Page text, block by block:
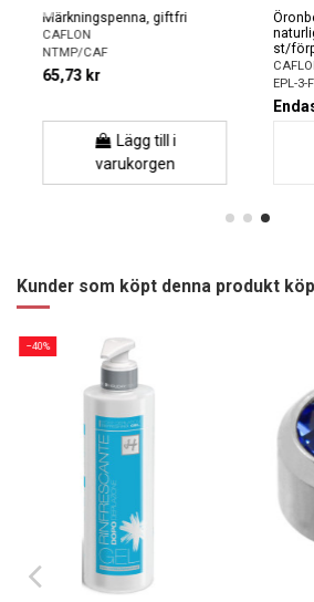
Märkningspenna, giftfri
CAFLON
NTMP/CAF
65,73 kr
Lägg till i
varukorgen
st/
EPL-3-
Kunder som köpt denna produkt
−40%